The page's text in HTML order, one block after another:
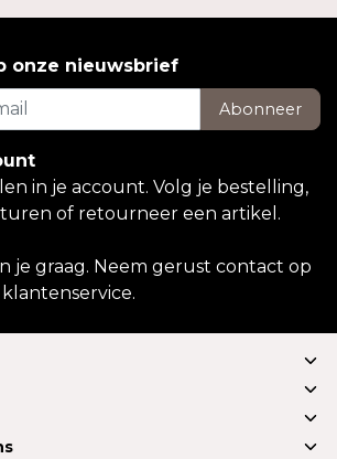
onze nieuwsbrief
Abonneer
in je account. Volg je bestelling,
of retourneer een artikel.
je graag. Neem gerust contact op